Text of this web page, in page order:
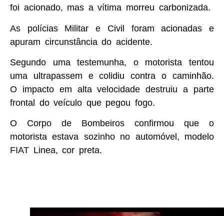
foi acionado, mas a vítima morreu carbonizada.
As polícias Militar e Civil foram acionadas e
apuram circunstância do acidente.
Segundo uma testemunha, o motorista tentou
uma ultrapassem e colidiu contra o caminhão.
O impacto em alta velocidade destruiu a parte
frontal do veículo que pegou fogo.
O Corpo de Bombeiros confirmou que o
motorista estava sozinho no automóvel, modelo
FIAT Linea, cor preta.